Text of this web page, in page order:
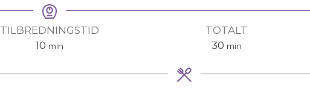
TILBREDNINGSTID
10 min
TOTALT
30 min